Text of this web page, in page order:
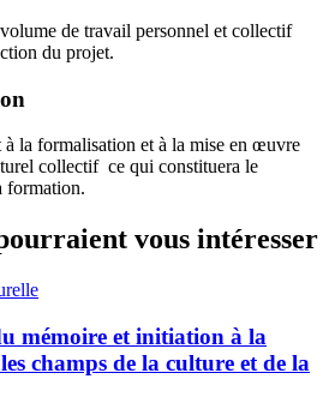
de travail personnel et collectif
du projet.
la formalisation et à la mise en œuvre
collectif ce qui constituera le
formation.
vous intéresser
mémoire et initiation à la
champs de la culture et de la